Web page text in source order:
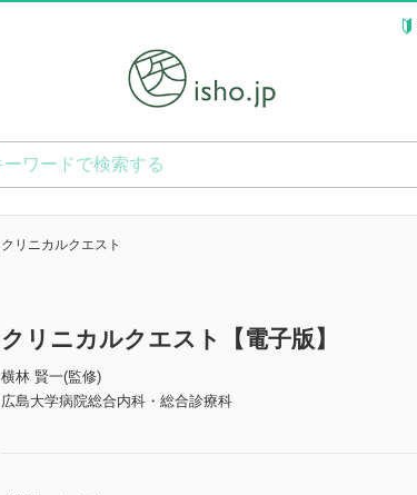
クリニカルクエスト
クリニカルクエスト【電子版】
横林 賢一(監修)
広島大学病院総合内科・総合診療科